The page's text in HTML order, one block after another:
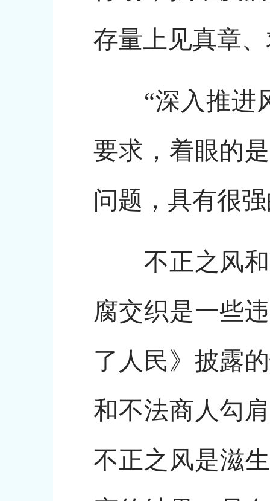
存量上见真章
“深入推进风
要求，着眼的
问题，具有很
不正之风和
腐交织是一些
了人民》披露
和不法商人勾
不正之风是滋